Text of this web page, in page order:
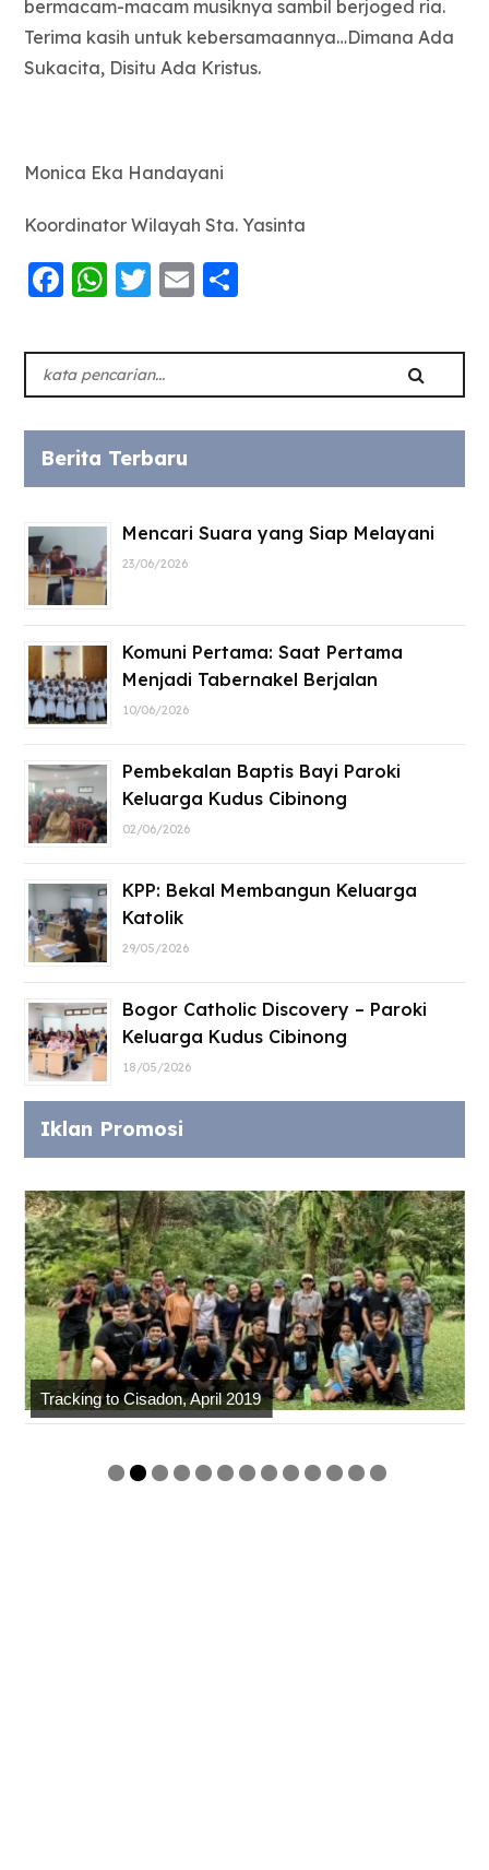
bermacam-macam musiknya sambil berjoged ria.
Terima kasih untuk kebersamaannya…Dimana Ada
Sukacita, Disitu Ada Kristus.
Monica Eka Handayani
Koordinator Wilayah Sta. Yasinta
Facebook
WhatsApp
Twitter
Email
Berita Terbaru
Mencari Suara yang Siap Melayani
23/06/2026
Komuni Pertama: Saat Pertama
Menjadi Tabernakel Berjalan
10/06/2026
Pembekalan Baptis Bayi Paroki
Keluarga Kudus Cibinong
02/06/2026
KPP: Bekal Membangun Keluarga
Katolik
29/05/2026
Bogor Catholic Discovery – Paroki
Keluarga Kudus Cibinong
18/05/2026
Iklan Promosi
Tracking to Cisadon, April 2019